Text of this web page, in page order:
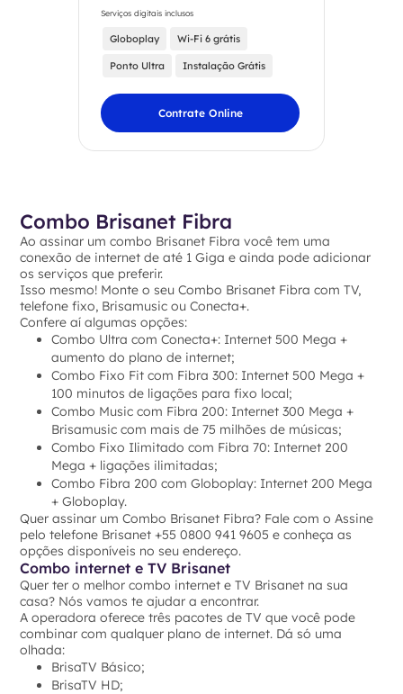
Serviços digitais inclusos
Globoplay Wi-Fi 6 grátis
Ponto Ultra Instalação Grátis
Contrate Online
Combo Brisanet Fibra
Ao assinar um combo Brisanet Fibra você tem uma
conexão de internet de até 1 Giga e ainda pode adicionar
os serviços que preferir.
Isso mesmo! Monte o seu Combo Brisanet Fibra com TV,
telefone fixo, Brisamusic ou Conecta+.
Confere aí algumas opções:
Combo Ultra com Conecta+: Internet 500 Mega +
aumento do plano de internet;
Combo Fixo Fit com Fibra 300: Internet 500 Mega +
100 minutos de ligações para fixo local;
Combo Music com Fibra 200: Internet 300 Mega +
Brisamusic com mais de 75 milhões de músicas;
Combo Fixo Ilimitado com Fibra 70: Internet 200
Mega + ligações ilimitadas;
Combo Fibra 200 com Globoplay: Internet 200 Mega
+ Globoplay.
Quer assinar um Combo Brisanet Fibra? Fale com o Assine
pelo telefone Brisanet +55 0800 941 9605 e conheça as
opções disponíveis no seu endereço.
Combo internet e TV Brisanet
Quer ter o melhor combo internet e TV Brisanet na sua
casa? Nós vamos te ajudar a encontrar.
A operadora oferece três pacotes de TV que você pode
combinar com qualquer plano de internet. Dá só uma
olhada:
BrisaTV Básico;
BrisaTV HD;